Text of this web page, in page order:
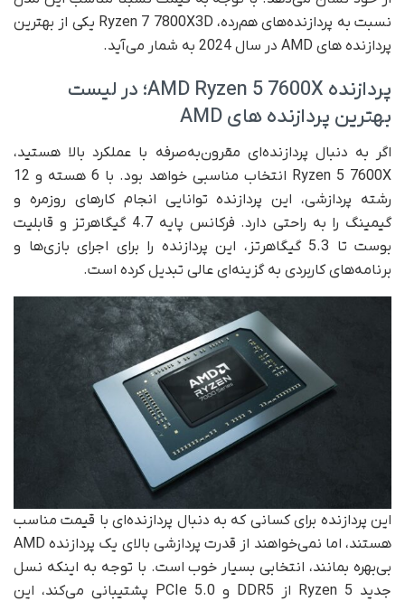
نسبت به پردازنده‌های هم‌رده، Ryzen 7 7800X3D یکی از بهترین
پردازنده های AMD در سال 2024 به شمار می‌آید.
پردازنده AMD Ryzen 5 7600X؛ در لیست
بهترین پردازنده های AMD
اگر به دنبال پردازنده‌ای مقرون‌به‌صرفه با عملکرد بالا هستید،
Ryzen 5 7600X انتخاب مناسبی خواهد بود. با 6 هسته و 12
رشته پردازشی، این پردازنده توانایی انجام کارهای روزمره و
گیمینگ را به راحتی دارد. فرکانس پایه 4.7 گیگاهرتز و قابلیت
بوست تا 5.3 گیگاهرتز، این پردازنده را برای اجرای بازی‌ها و
برنامه‌های کاربردی به گزینه‌ای عالی تبدیل کرده است.
این پردازنده برای کسانی که به دنبال پردازنده‌ای با قیمت مناسب
هستند، اما نمی‌خواهند از قدرت پردازشی بالای یک پردازنده AMD
بی‌بهره بمانند، انتخابی بسیار خوب است. با توجه به اینکه نسل
جدید Ryzen 5 از DDR5 و PCIe 5.0 پشتیبانی می‌کند، این